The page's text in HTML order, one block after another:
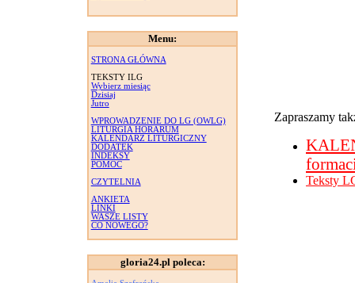
Menu:
STRONA GŁÓWNA
TEKSTY ILG
Wybierz miesiąc
Dzisiaj
Jutro
WPROWADZENIE DO LG (OWLG)
LITURGIA HORARUM
KALENDARZ LITURGICZNY
DODATEK
INDEKSY
POMOC
CZYTELNIA
ANKIETA
LINKI
WASZE LISTY
CO NOWEGO?
gloria24.pl poleca:
Zapraszamy
Teksty